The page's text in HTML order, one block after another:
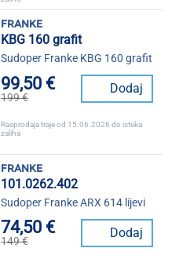
franke
KBG 160 grafit
Sudoper Franke KBG 160 grafit
99,50 €
199 €
Dodaj
Rasprodaja traje od 15.06.2026 do isteka
zaliha
franke
101.0262.402
Sudoper Franke ARX 614 lijevi
74,50 €
149 €
Dodaj